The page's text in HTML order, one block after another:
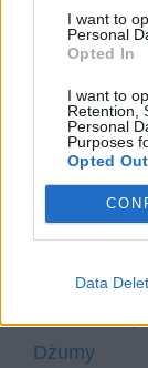
I want to
Personal
Opted In
I want to
Retention,
Personal
Purposes
Opted Out
Data
życie
Krall.
Kategorie
Tagi
Dżuma -
W
Dżumy